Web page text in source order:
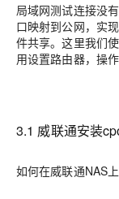
局域网测试连接没
口映射到公网，实
件共享。这里我们
用设置路由器，操作
3.1 威联通安装
如何在威联通NAS